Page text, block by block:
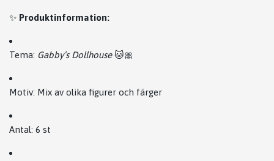
✨ Produktinformation:
Tema: Gabby’s Dollhouse🐱🎀
Motiv: Mix av olika figurer och färger
Antal: 6 st